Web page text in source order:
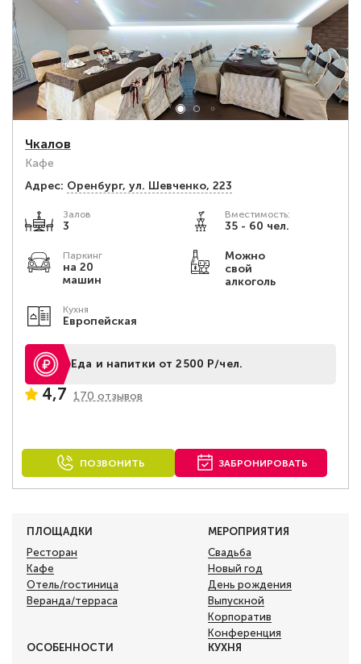
Чкалов
Кафе
Адрес: Оренбург, ул. Шевченко, 223
Залов
3
Вместимость:
35 - 60 чел.
Паркинг
на 20
машин
Можно
свой
алкоголь
Кухня
Европейская
Еда и напитки от 2500 Р/чел.
4,7 170 отзывов
ПОЗВОНИТЬ ЗАБРОНИРОВАТЬ
ПЛОЩАДКИ
Ресторан
Кафе
Отель/гостиница
Веранда/терраса
МЕРОПРИЯТИЯ
Свадьба
Новый год
День рождения
Выпускной
Корпоратив
Конференция
ОСОБЕННОСТИ
КУХНЯ